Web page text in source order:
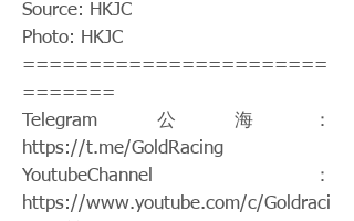
Source: HKJC
Photo: HKJC
=======================
=======
Telegram公海：
https://t.me/GoldRacing
YoutubeChannel：
https://www.youtube.com/c/Goldraci